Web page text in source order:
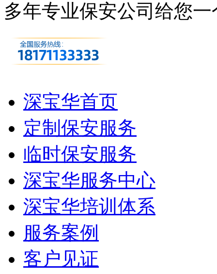
多年专业保安公司 给您一
深宝华首页
定制保安服务
临时保安服务
深宝华服务中心
深宝华培训体系
服务案例
客户见证